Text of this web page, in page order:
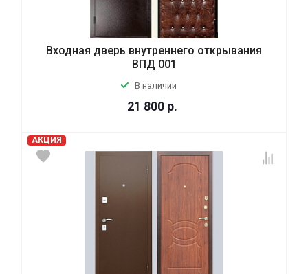
Входная дверь внутреннего открывания
ВПД 001
В наличии
21 800 р.
АКЦИЯ